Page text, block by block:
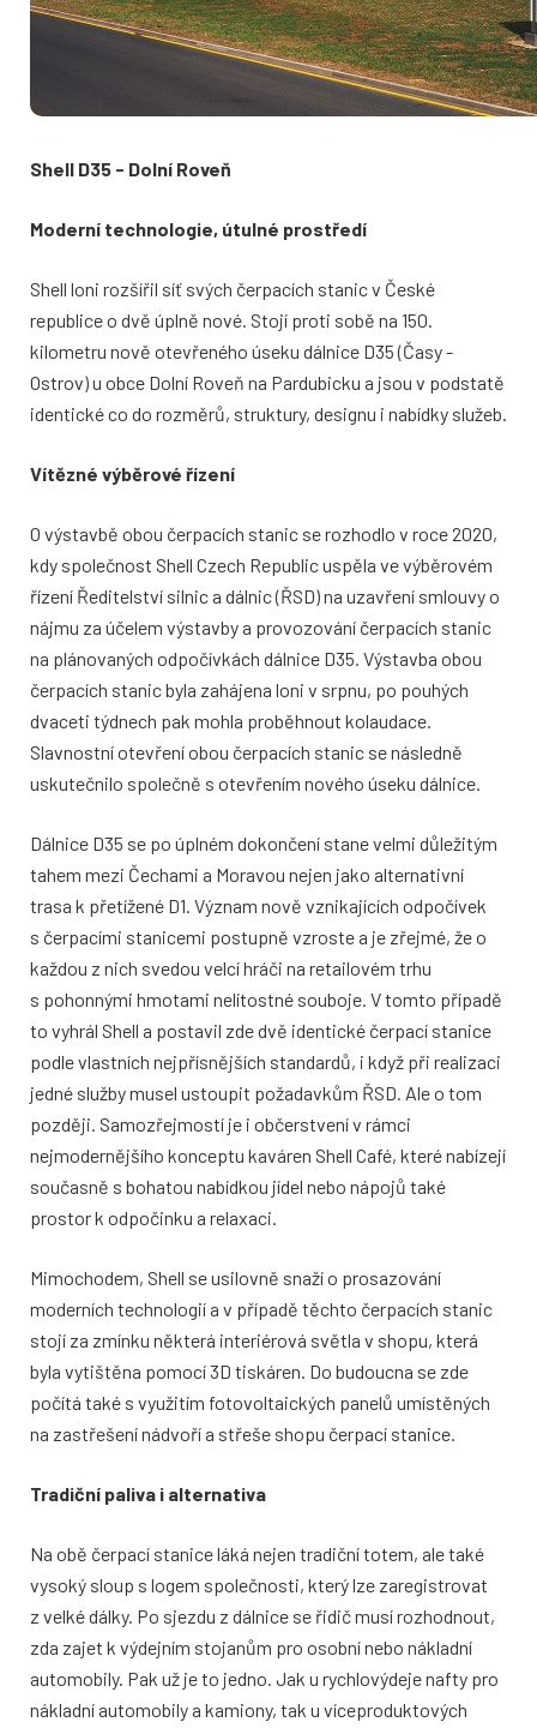
Shell D35 - Dolní Roveň
Moderní technologie, útulné prostředí
Shell loni rozšířil síť svých čerpacích stanic v České
republice o dvě úplně nové. Stojí proti sobě na 150.
kilometru nově otevřeného úseku dálnice D35 (Časy -
Ostrov) u obce Dolní Roveň na Pardubicku a jsou v podstatě
identické co do rozměrů, struktury, designu i nabídky služeb.
Vítězné výběrové řízení
O výstavbě obou čerpacích stanic se rozhodlo v roce 2020,
kdy společnost Shell Czech Republic uspěla ve výběrovém
řízení Ředitelství silnic a dálnic (ŘSD) na uzavření smlouvy o
nájmu za účelem výstavby a provozování čerpacích stanic
na plánovaných odpočívkách dálnice D35. Výstavba obou
čerpacích stanic byla zahájena loni v srpnu, po pouhých
dvaceti týdnech pak mohla proběhnout kolaudace.
Slavnostní otevření obou čerpacích stanic se následně
uskutečnilo společně s otevřením nového úseku dálnice.
Dálnice D35 se po úplném dokončení stane velmi důležitým
tahem mezi Čechami a Moravou nejen jako alternativní
trasa k přetížené D1. Význam nově vznikajících odpočívek
s čerpacími stanicemi postupně vzroste a je zřejmé, že o
každou z nich svedou velcí hráči na retailovém trhu
s pohonnými hmotami nelítostné souboje. V tomto případě
to vyhrál Shell a postavil zde dvě identické čerpací stanice
podle vlastních nejpřísnějších standardů, i když při realizaci
jedné služby musel ustoupit požadavkům ŘSD. Ale o tom
později. Samozřejmostí je i občerstvení v rámci
nejmodernějšího konceptu kaváren Shell Café, které nabízejí
současně s bohatou nabídkou jídel nebo nápojů také
prostor k odpočinku a relaxaci.
Mimochodem, Shell se usilovně snaží o prosazování
moderních technologií a v případě těchto čerpacích stanic
stojí za zmínku některá interiérová světla v shopu, která
byla vytištěna pomocí 3D tiskáren. Do budoucna se zde
počítá také s využitím fotovoltaických panelů umístěných
na zastřešení nádvoří a střeše shopu čerpací stanice.
Tradiční paliva i alternativa
Na obě čerpací stanice láká nejen tradiční totem, ale také
vysoký sloup s logem společnosti, který lze zaregistrovat
z velké dálky. Po sjezdu z dálnice se řidič musí rozhodnout,
zda zajet k výdejním stojanům pro osobní nebo nákladní
automobily. Pak už je to jedno. Jak u rychlovýdeje nafty pro
nákladní automobily a kamiony, tak u víceproduktových